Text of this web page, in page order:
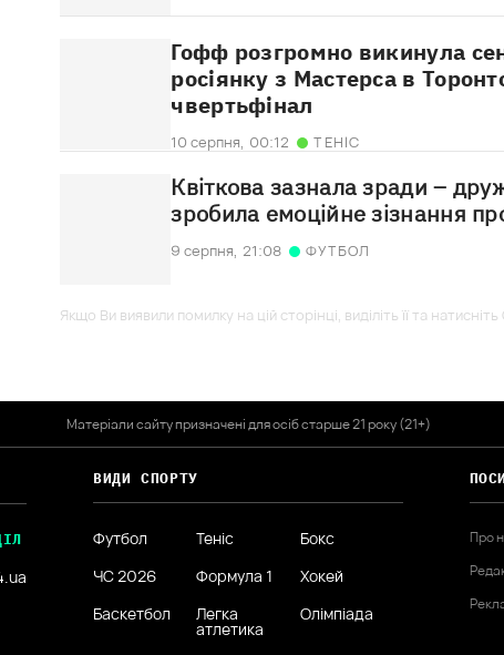
Гофф розгромно викинула
росіянку з Мастерса в
чвертьфінал
10 серпня, 00:12 ТЕНІС
Квіткова зазнала зради –
зробила емоційне зізнання
9 серпня, 21:08 ФУТБОЛ
Якщо Ви виявили помилку на цій сторінці, виділіть її та
Матеріали сайту призначені для осіб старше 21 року (21+)
ВИДИ СПОРТУ
Футбол Теніс
Бокс
ЧС 2026
Формула 1
Хокей
Баскетбол
Легка
атлетика
Олімпіада
Про